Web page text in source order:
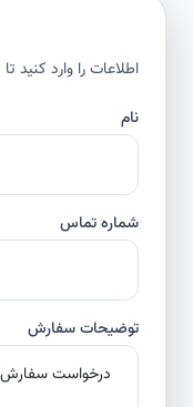
اطلاعات را وارد کنید تا سریع
شماره تماس
توضیحات سفارش